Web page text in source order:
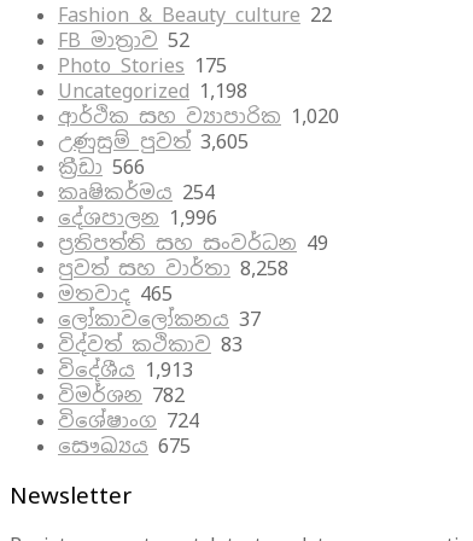
Fashion & Beauty culture 22
FB මාත්‍රාව 52
Photo Stories 175
Uncategorized 1,198
ආර්ථික සහ ව්‍යාපාරික 1,020
උණුසුම් පුවත් 3,605
ක්‍රීඩා 566
කෘෂිකර්මය 254
දේශපාලන 1,996
ප්‍රතිපත්ති සහ සංවර්ධන 49
පුවත් සහ වාර්තා 8,258
මතවාද 465
ලෝකාවලෝකනය 37
විද්වත් කථිකාව 83
විදේශීය 1,913
විමර්ශන 782
විශේෂාංග 724
සෞඛ්‍යය 675
Newsletter